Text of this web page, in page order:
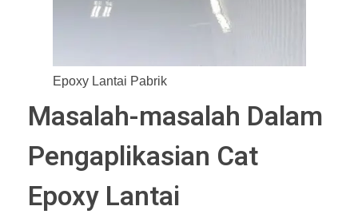
Epoxy Lantai Pabrik
Masalah-masalah Dalam
Pengaplikasian Cat
Epoxy Lantai